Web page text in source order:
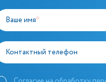
Ваше имя*
Контактный телефон